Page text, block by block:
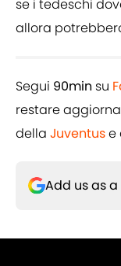
se i tedeschi
allora
Segui 90min su
restare
della Juventuse
Add us as